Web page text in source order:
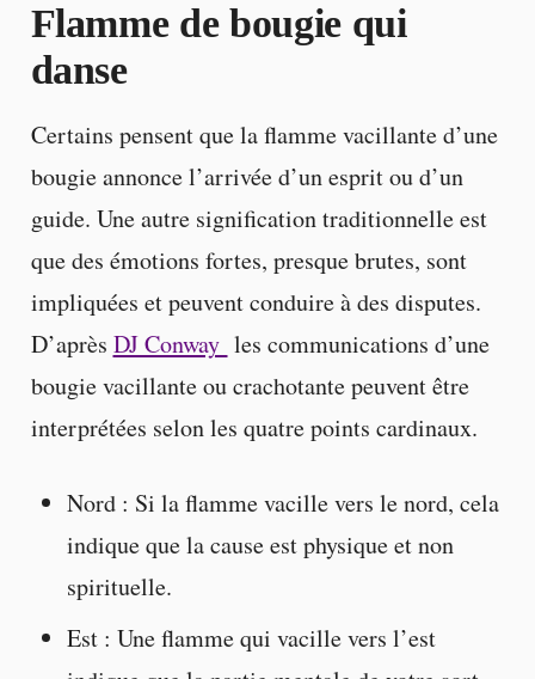
Flamme de bougie qui
danse
Certains pensent que la flamme vacillante d’une
bougie annonce l’arrivée d’un esprit ou d’un
guide. Une autre signification traditionnelle est
que des émotions fortes, presque brutes, sont
impliquées et peuvent conduire à des disputes.
D’après DJ Conway les communications d’une
bougie vacillante ou crachotante peuvent être
interprétées selon les quatre points cardinaux.
Nord : Si la flamme vacille vers le nord, cela
indique que la cause est physique et non
spirituelle.
Est : Une flamme qui vacille vers l’est